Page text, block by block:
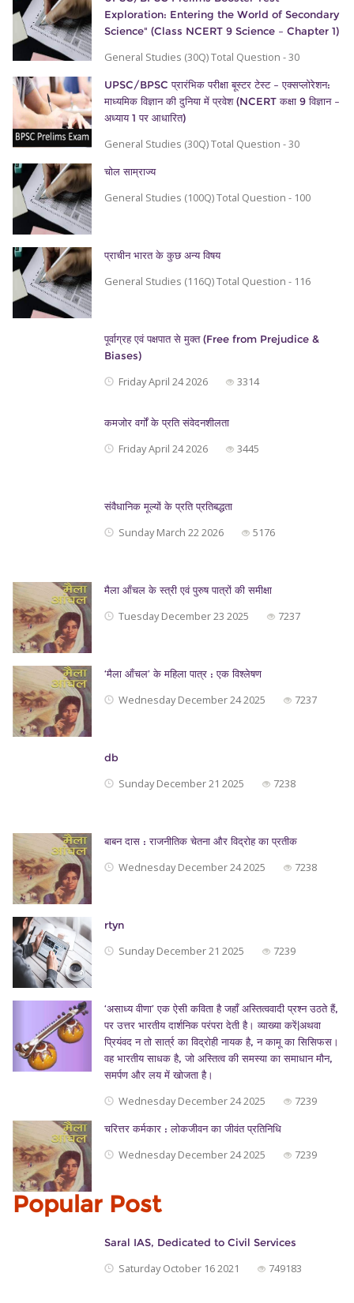
Exploration: Entering the World of Secondary
Science" (Class NCERT 9 Science – Chapter 1)
General Studies (30Q) Total Question - 30
UPSC/BPSC प्रारंभिक परीक्षा बूस्टर टेस्ट – एक्सप्लोरेशन:
माध्यमिक विज्ञान की दुनिया में प्रवेश (NCERT कक्षा 9 विज्ञान –
अध्याय 1 पर आधारित)
General Studies (30Q) Total Question - 30
चोल साम्राज्य
General Studies (100Q) Total Question - 100
प्राचीन भारत के कुछ अन्य विषय
General Studies (116Q) Total Question - 116
पूर्वाग्रह एवं पक्षपात से मुक्त (Free from Prejudice &
Biases)
Friday April 24 2026 3314
कमजोर वर्गों के प्रति संवेदनशीलता
Friday April 24 2026 3445
संवैधानिक मूल्यों के प्रति प्रतिबद्धता
Sunday March 22 2026 5176
मैला आँचल के स्त्री एवं पुरुष पात्रों की समीक्षा
Tuesday December 23 2025 7237
‘मैला आँचल’ के महिला पात्र : एक विश्लेषण
Wednesday December 24 2025 7237
db
Sunday December 21 2025 7238
बाबन दास : राजनीतिक चेतना और विद्रोह का प्रतीक
Wednesday December 24 2025 7238
rtyn
Sunday December 21 2025 7239
‘असाध्य वीणा’ एक ऐसी कविता है जहाँ अस्तित्ववादी प्रश्न उठते हैं,
पर उत्तर भारतीय दार्शनिक परंपरा देती है। व्याख्या करें|अथवा
प्रियंवद न तो सार्त्र का विद्रोही नायक है, न कामू का सिसिफस।
वह भारतीय साधक है, जो अस्तित्व की समस्या का समाधान मौन,
समर्पण और लय में खोजता है।
Wednesday December 24 2025 7239
चरित्तर कर्मकार : लोकजीवन का जीवंत प्रतिनिधि
Wednesday December 24 2025 7239
Popular Post
Saral IAS, Dedicated to Civil Services
Saturday October 16 2021 749183